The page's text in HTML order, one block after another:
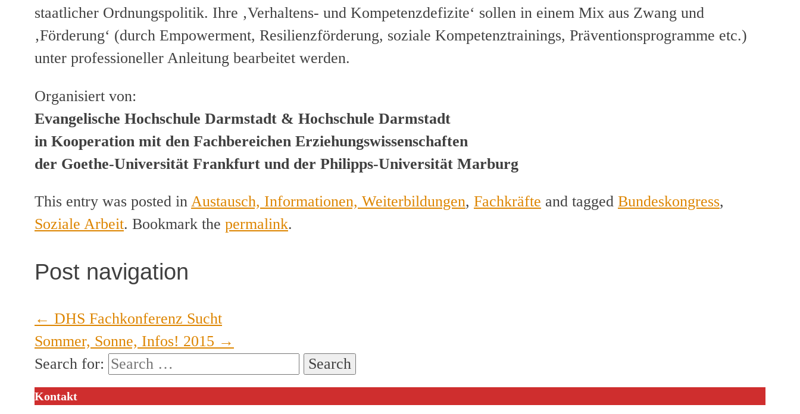
staatlicher Ordnungspolitik. Ihre ‚Verhaltens- und Kompetenzdefizite‘ sollen in einem Mix aus Zwang und
‚Förderung‘ (durch Empowerment, Resilienzförderung, soziale Kompetenztrainings, Präventionsprogramme etc.)
unter professioneller Anleitung bearbeitet werden.
Organisiert von:
Evangelische Hochschule Darmstadt & Hochschule Darmstadt
in Kooperation mit den Fachbereichen Erziehungswissenschaften
der Goethe-Universität Frankfurt und der Philipps-Universität Marburg
This entry was posted in Austausch, Informationen, Weiterbildungen, Fachkräfte and tagged Bundeskongress,
Soziale Arbeit. Bookmark the permalink.
Post navigation
← DHS Fachkonferenz Sucht
Sommer, Sonne, Infos! 2015 →
Search for:
Kontakt